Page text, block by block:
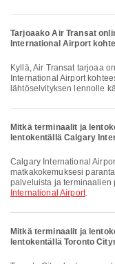
Tarjoaako Air Transat
International Airport
Kyllä, Air Transat tarjoaa online-selvityksen lennolle kohteesta Calgary
International Airport
lähtöselvityksen lennolle
Mitkä terminaalit ja
lentokentällä Calgary
Calgary International Airport tarjoaa ja monia muita mukavuuksia
matkakokemuksesi
palveluista ja
International Airport.
Mitkä terminaalit ja
lentokentällä Toronto